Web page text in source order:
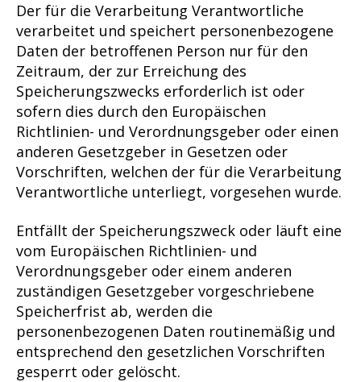
Der für die Verarbeitung Verantwortliche
verarbeitet und speichert personenbezogene
Daten der betroffenen Person nur für den
Zeitraum, der zur Erreichung des
Speicherungszwecks erforderlich ist oder
sofern dies durch den Europäischen
Richtlinien- und Verordnungsgeber oder einen
anderen Gesetzgeber in Gesetzen oder
Vorschriften, welchen der für die Verarbeitung
Verantwortliche unterliegt, vorgesehen wurde.
Entfällt der Speicherungszweck oder läuft eine
vom Europäischen Richtlinien- und
Verordnungsgeber oder einem anderen
zuständigen Gesetzgeber vorgeschriebene
Speicherfrist ab, werden die
personenbezogenen Daten routinemäßig und
entsprechend den gesetzlichen Vorschriften
gesperrt oder gelöscht.